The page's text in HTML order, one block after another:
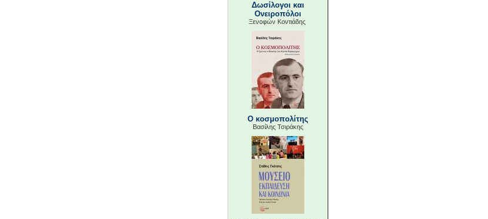
Δωσίλογοι και
Ονειροπόλοι
Ξενοφών Κοντιάδης
Ο κοσμοπολίτης
Βασίλης Τσιράκης